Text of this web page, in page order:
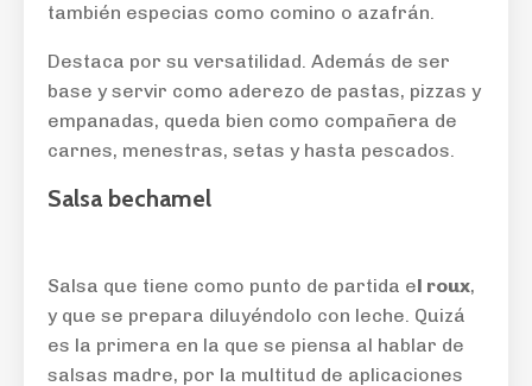
también especias como comino o azafrán.
Destaca por su versatilidad. Además de ser
base y servir como aderezo de pastas, pizzas y
empanadas, queda bien como compañera de
carnes, menestras, setas y hasta pescados.
Salsa bechamel
Salsa que tiene como punto de partida el roux,
y que se prepara diluyéndolo con leche. Quizá
es la primera en la que se piensa al hablar de
salsas madre, por la multitud de aplicaciones